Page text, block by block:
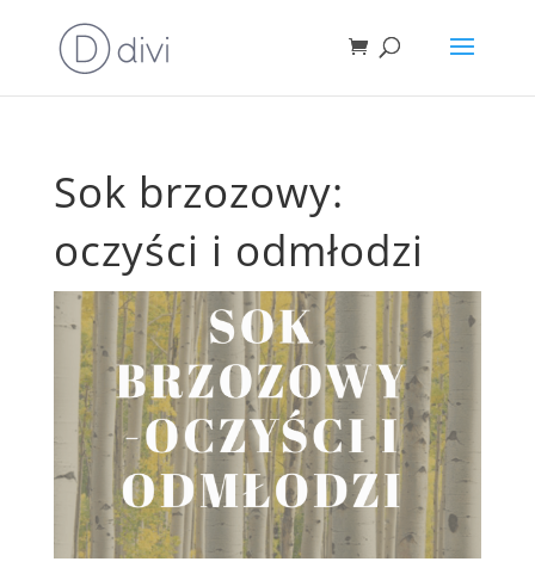
Sok brzozowy:
oczyści i odmłodzi